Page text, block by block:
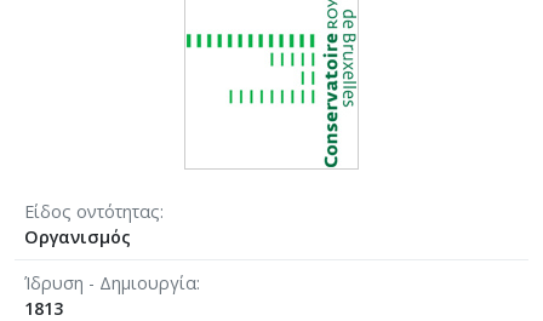
Είδος οντότητας
Οργανισμός
Ίδρυση - Δημιουργία
1813